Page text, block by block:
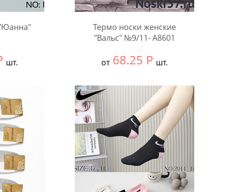
шт.
шт.
Термо носки женские
"Вальс" №9/11- A8601
от 68.25 Р шт.
В упаковке:
12 шт.
Количество: